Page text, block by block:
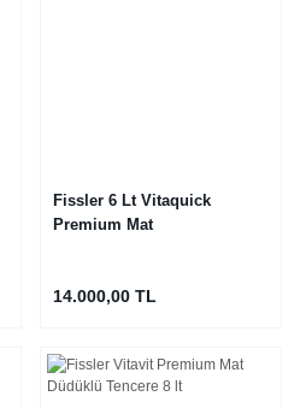
Fissler 6 Lt Vitaquick
Premium Mat
14.000,00 TL